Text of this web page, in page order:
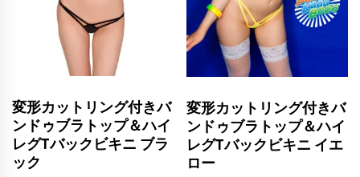
変形カットリング付きバ
ンドゥブラトップ＆ハイ
レグTバックビキニ ブラ
ック
変形カットリング付きバ
ンドゥブラトップ＆ハイ
レグTバックビキニ イエ
ロー